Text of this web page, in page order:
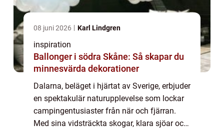
08 juni 2026 Karl Lindgren
inspiration
Ballonger i södra Skåne: Så skapar du
minnesvärda dekorationer
Dalarna, beläget i hjärtat av Sverige, erbjuder
en spektakulär naturupplevelse som lockar
campingentusiaster från när och fjärran.
Med sina vidsträckta skogar, klara sjöar och